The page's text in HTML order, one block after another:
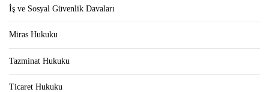
İş ve Sosyal Güvenlik Davaları
Miras Hukuku
Tazminat Hukuku
Ticaret Hukuku